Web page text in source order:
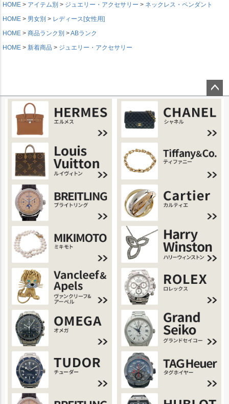
HOME
アイテム別 ジュエリー・アクセサリー
ネックレス・ペンダント
HOME
男女別
レディース[女性用]
HOME
商品ランク別
ABランク
HOME
新着商品 ジュエリー・アクセサリー
ページ
トップ
へ